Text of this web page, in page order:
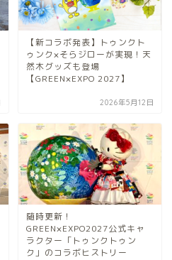
【新コラボ発表】トゥンクト
ゥンク×そらジローが実現！天
然木グッズも登場
【GREEN×EXPO 2027】
2026年5月12日
随時更新！
GREEN×EXPO2027公式キャ
ラクター「トゥンクトゥン
ク」のコラボヒストリー